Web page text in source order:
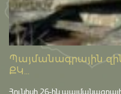
Պայմանագրային
ՔԿ...
Հունիսի 26-ին